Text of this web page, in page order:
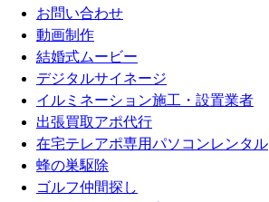
お問い合わせ
動画制作
結婚式ムービー
デジタルサイネージ
イルミネーション施工・設置業者
出張買取アポ代行
在宅テレアポ専用パソコンレンタル
蜂の巣駆除
ゴルフ仲間探し